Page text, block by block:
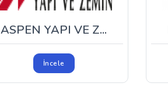
ASPEN YAPI VE Z...
İncele